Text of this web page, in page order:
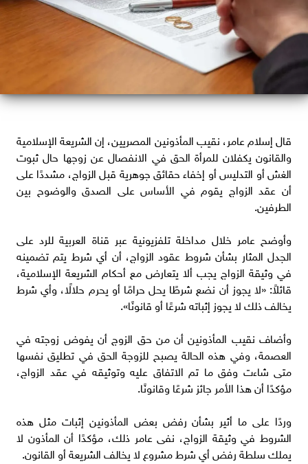
قال إسلام عامر، نقيب المأذونين المصريين، إن الشريعة الإسلامية
والقانون يكفلان للمرأة الحق في الانفصال عن زوجها حال ثبوت
الغش أو التدليس أو إخفاء حقائق جوهرية قبل الزواج، مشددًا على
أن عقد الزواج يقوم في الأساس على الصدق والوضوح بين
الطرفين.
وأوضح عامر خلال مداخلة تلفزيونية عبر قناة العربية للرد على
الجدل المثار بشأن شروط عقود الزواج، أن أي شرط يتم تضمينه
في وثيقة الزواج يجب ألا يتعارض مع أحكام الشريعة الإسلامية،
قائلاً: «لا يجوز أن نضع شرطًا يحل حرامًا أو يحرم حلالًا، وأي شرط
يخالف ذلك لا يجوز إثباته شرعًا أو قانونًا».
وأضاف نقيب المأذونين أن من حق الزوج أن يفوض زوجته في
العصمة، وفي هذه الحالة يصبح للزوجة الحق في تطليق نفسها
متى شاءت وفق ما تم الاتفاق عليه وتوثيقه في عقد الزواج،
مؤكدًا أن هذا الأمر جائز شرعًا وقانونًا.
وردًا على ما أثير بشأن رفض بعض المأذونين إثبات مثل هذه
الشروط في وثيقة الزواج، نفى عامر ذلك، مؤكدًا أن المأذون لا
يملك سلطة رفض أي شرط مشروع لا يخالف الشريعة أو القانون.